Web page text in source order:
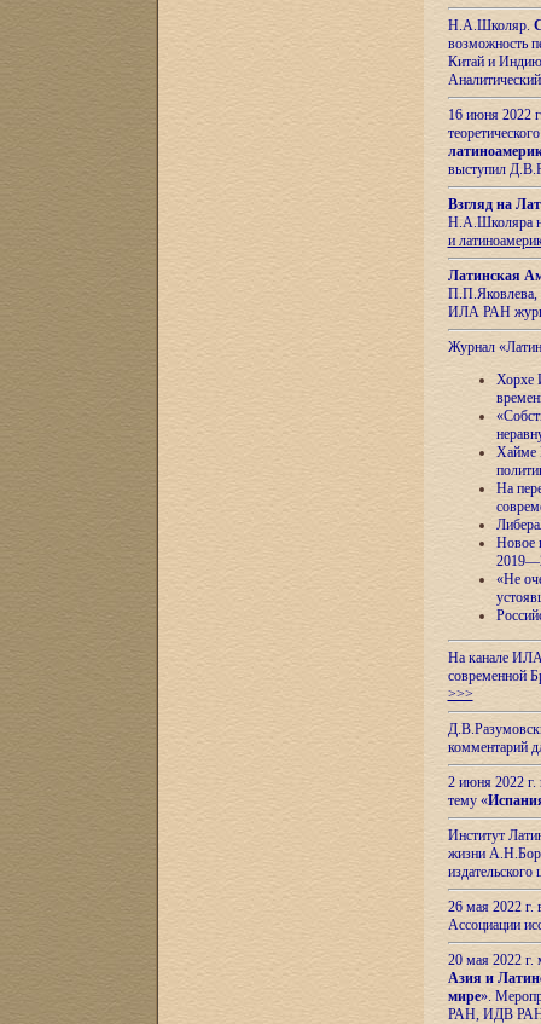
Н.А.Школяр.
возможность
Китай и
16 июня 2022
выступил
Взгляд на
Н.А.Школяра
и
Латинская
П.П.Яковлева,
ИЛА РАН
Журнал
Хорхе
Хайме
На
Новое
«Не
На канале ИЛА
современной
>>>
комментарий
2 июня 2022 г.
тему «
Институт
жизни
26 мая 2022
Ассоциации
20 мая 2022
Азия и
мире».
РАН, ИДВ